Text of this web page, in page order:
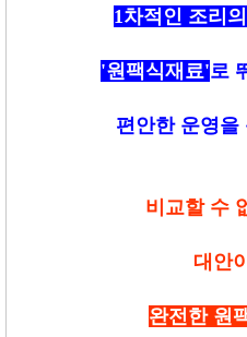
1차적인 조리
'원팩식재료'로
편안한 운영을
비교할 수
대안
완전한 원